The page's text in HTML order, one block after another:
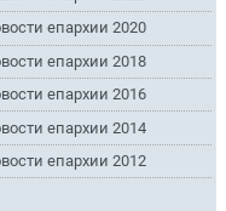
епархии 2020
епархии 2018
епархии 2016
епархии 2014
епархии 2012